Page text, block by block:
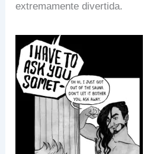
extremamente divertida.